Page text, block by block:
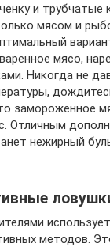
и трубчатые
мясом и
мясо,
Никогда не
замороженное
Отличным
нежирный
методов.